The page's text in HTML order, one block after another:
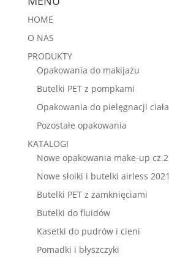
HOME
O NAS
PRODUKTY
Opakowania do makijażu
Butelki PET z pompkami
Opakowania do pielęgnacji ciała
Pozostałe opakowania
KATALOGI
Nowe opakowania make-up cz.2
Nowe słoiki i butelki airless 2021
Butelki PET z zamknięciami
Butelki do fluidów
Kasetki do pudrów i cieni
Pomadki i błyszczyki